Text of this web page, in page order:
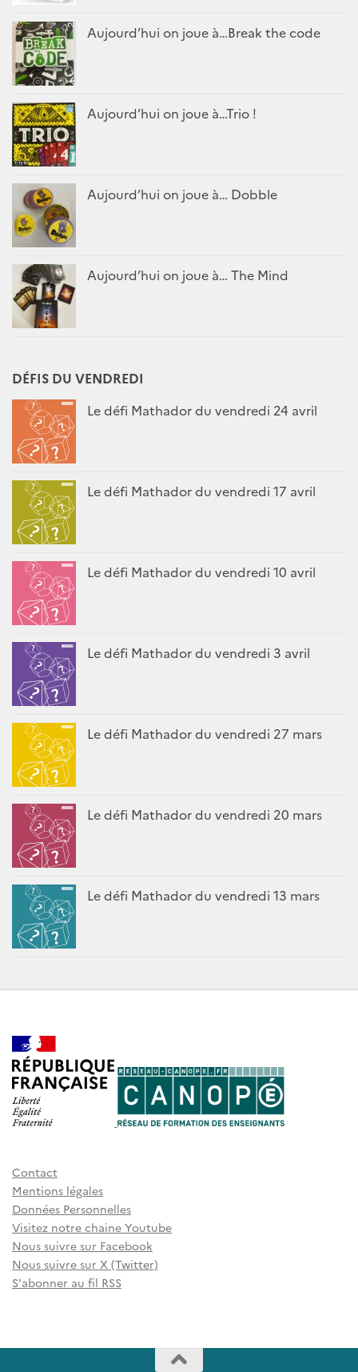
Aujourd’hui on joue à…Break the code
Aujourd’hui on joue à…Trio !
Aujourd’hui on joue à… Dobble
Aujourd’hui on joue à… The Mind
DÉFIS DU VENDREDI
Le défi Mathador du vendredi 24 avril
Le défi Mathador du vendredi 17 avril
Le défi Mathador du vendredi 10 avril
Le défi Mathador du vendredi 3 avril
Le défi Mathador du vendredi 27 mars
Le défi Mathador du vendredi 20 mars
Le défi Mathador du vendredi 13 mars
Contact
Mentions légales
Données Personnelles
Visitez notre chaine Youtube
Nous suivre sur Facebook
Nous suivre sur X (Twitter)
S'abonner au fil RSS